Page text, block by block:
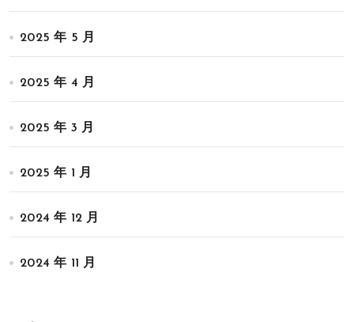
2025 年 5 月
2025 年 4 月
2025 年 3 月
2025 年 1 月
2024 年 12 月
2024 年 11 月